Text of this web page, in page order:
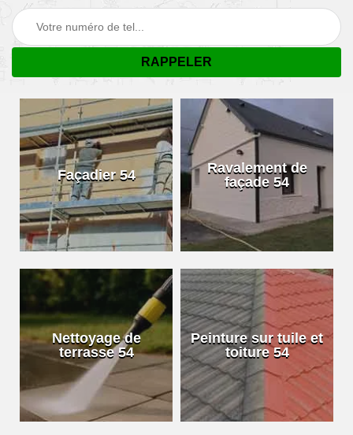
Façadier 54
Ravalement de
façade 54
Nettoyage de
terrasse 54
Peinture sur tuile et
toiture 54